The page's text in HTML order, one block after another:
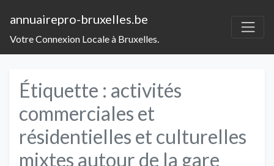
annuairepro-bruxelles.be
Votre Connexion Locale à Bruxelles.
Étiquette : activités
commerciales et
résidentielles et culturelles
mixtes autour de la gare